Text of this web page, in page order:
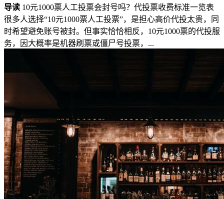
导读 10元1000票人工投票会封号吗？代投票收费标准一览表
很多人选择“10元1000票人工投票”，是担心高价代投太贵，同
时希望避免账号被封。但事实恰恰相反，10元1000票的代投服
务，因大概率是机器刷票或僵尸号投票，...